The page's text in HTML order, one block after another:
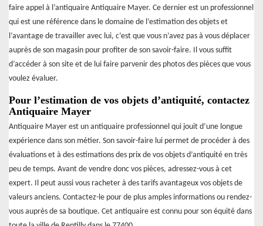
faire appel à l’antiquaire Antiquaire Mayer. Ce dernier est un professionnel
qui est une référence dans le domaine de l’estimation des objets et
l’avantage de travailler avec lui, c’est que vous n’avez pas à vous déplacer
auprès de son magasin pour profiter de son savoir-faire. Il vous suffit
d’accéder à son site et de lui faire parvenir des photos des pièces que vous
voulez évaluer.
Pour l’estimation de vos objets d’antiquité, contactez
Antiquaire Mayer
Antiquaire Mayer est un antiquaire professionnel qui jouit d’une longue
expérience dans son métier. Son savoir-faire lui permet de procéder à des
évaluations et à des estimations des prix de vos objets d’antiquité en très
peu de temps. Avant de vendre donc vos pièces, adressez-vous à cet
expert. Il peut aussi vous racheter à des tarifs avantageux vos objets de
valeurs anciens. Contactez-le pour de plus amples informations ou rendez-
vous auprès de sa boutique. Cet antiquaire est connu pour son équité dans